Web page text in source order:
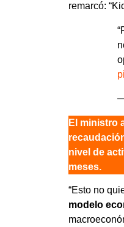
remarcó:
El ministro
nivel de
meses.
“Esto no
modelo